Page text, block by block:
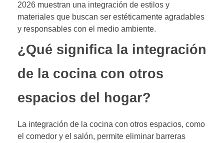
2026 muestran una integración de estilos y
materiales que buscan ser estéticamente agradables
y responsables con el medio ambiente.
¿Qué significa la integración
de la cocina con otros
espacios del hogar?
La integración de la cocina con otros espacios, como
el comedor y el salón, permite eliminar barreras